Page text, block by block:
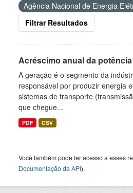
Agência Nacional de Energia
Filtrar Resultados
Acréscimo anual da
A geração é o segmento da
responsável por produzir energia
sistemas de transporte
que chegue...
PDF CSV
Você também pode ter acesso a esses
Documentação da API).